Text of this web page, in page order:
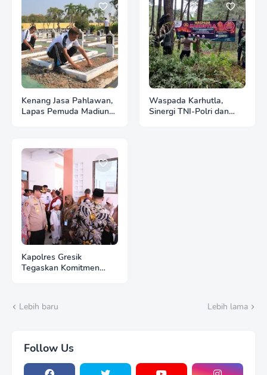
Kenang Jasa Pahlawan,
Lapas Pemuda Madiun
Waspada Karhutla,
Sinergi TNI-Polri dan
Kapolres Gresik
Tegaskan Komitmen
Lebih baru
Lebih lama
Follow Us